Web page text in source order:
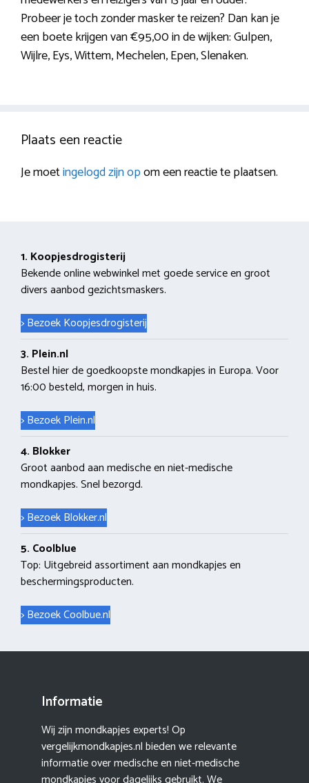
Probeer je toch zonder masker te reizen? Dan kan je
een boete krijgen van €95,00 in de wijken: Gulpen,
Wijlre, Eys, Wittem, Mechelen, Epen, Slenaken.
Plaats een reactie
Je moetingelogd zijn opom een reactie te plaatsen.
1. Koopjesdrogisterij
Bekende online webwinkel met goede service en groot
divers aanbod gezichtsmaskers.
> Bezoek Koopjesdrogisterij
3. Plein.nl
Bestel hier de goedkoopste mondkapjes in Europa. Voor
16:00 besteld, morgen in huis.
> Bezoek Plein.nl
4. Blokker
Groot aanbod aan medische en niet-medische
mondkapjes. Snel bezorgd.
> Bezoek Blokker.nl
5. Coolblue
Top: Uitgebreid assortiment aan mondkapjes en
beschermingsproducten.
> Bezoek Coolbue.nl
Informatie
Wij zijn mondkapjes experts! Op
vergelijkmondkapjes.nl bieden we relevante
informatie over medische en niet-medische